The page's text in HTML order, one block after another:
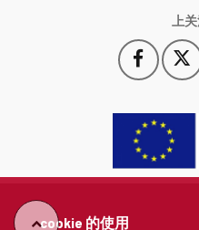
cookie 的使用
上
Facebook
此
链
会
打
开
一
此
链
一
"回